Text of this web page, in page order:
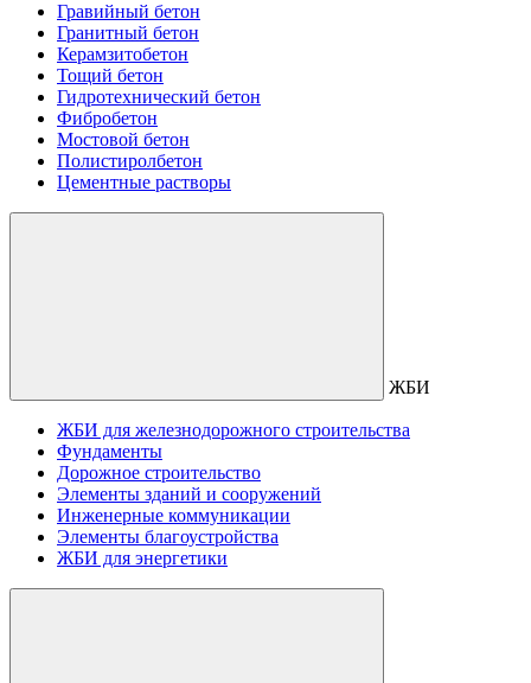
Гравийный бетон
Гранитный бетон
Керамзитобетон
Тощий бетон
Гидротехнический бетон
Фибробетон
Мостовой бетон
Полистиролбетон
Цементные растворы
ЖБИ
ЖБИ для железнодорожного строительства
Фундаменты
Дорожное строительство
Элементы зданий и сооружений
Инженерные коммуникации
Элементы благоустройства
ЖБИ для энергетики